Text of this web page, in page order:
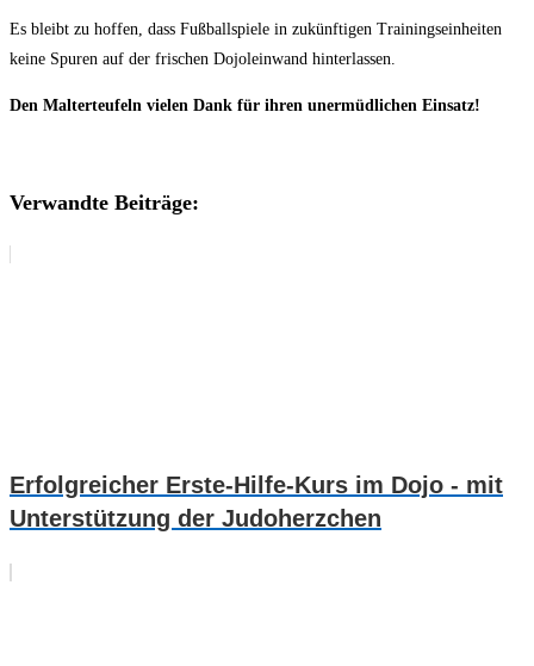
Es bleibt zu hoffen, dass Fußballspiele in zukünftigen Trainingseinheiten
keine Spuren auf der frischen Dojoleinwand hinterlassen.
Den Malterteufeln vielen Dank für ihren unermüdlichen Einsatz!
Verwandte Beiträge:
Erfolgreicher Erste-Hilfe-Kurs im Dojo - mit
Unterstützung der Judoherzchen